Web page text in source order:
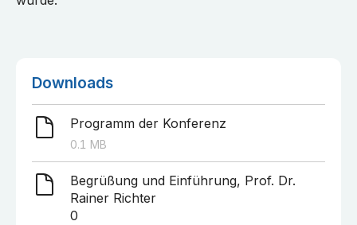
Downloads
Programm der Konferenz
0.1 MB
Begrüßung und Einführung, Prof. Dr.
Rainer Richter
0